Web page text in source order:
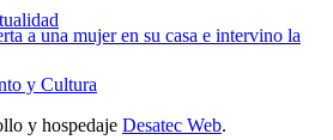
y Cultura
y hospedaje Desatec Web.